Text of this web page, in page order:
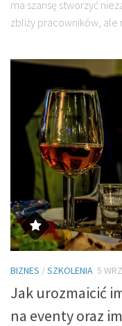
ma szansę stworzyć
zbliży pracowników, ale
BIZNES /SZKOLENIA 5
Jak urozmaicić
na eventy oraz